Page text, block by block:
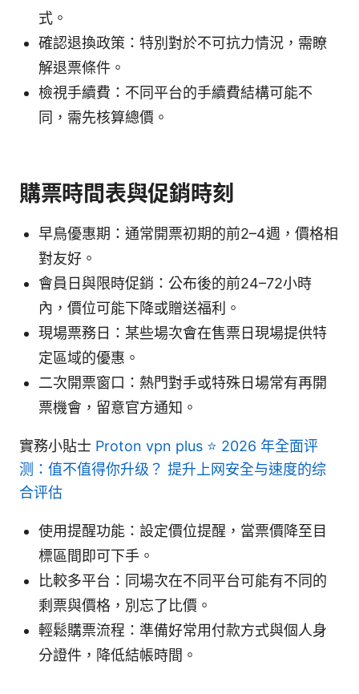
式。
確認退換政策：特別對於不可抗力情況，需瞭
解退票條件。
檢視手續費：不同平台的手續費結構可能不
同，需先核算總價。
購票時間表與促銷時刻
早鳥優惠期：通常開票初期的前2–4週，價格相
對友好。
會員日與限時促銷：公布後的前24–72小時
內，價位可能下降或贈送福利。
現場票務日：某些場次會在售票日現場提供特
定區域的優惠。
二次開票窗口：熱門對手或特殊日場常有再開
票機會，留意官方通知。
實務小貼士 Proton vpn plus ⭐ 2026 年全面评
测：值不值得你升级？ 提升上网安全与速度的综
合评估
使用提醒功能：設定價位提醒，當票價降至目
標區間即可下手。
比較多平台：同場次在不同平台可能有不同的
剩票與價格，別忘了比價。
輕鬆購票流程：準備好常用付款方式與個人身
分證件，降低結帳時間。